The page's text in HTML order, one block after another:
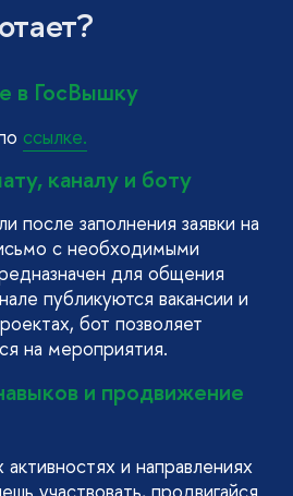
в ГосВышку
ссылке.
каналу и боту
после заполнения заявки на
с необходимыми
для общения
публикуются вакансии и
бот позволяет
на мероприятия.
и продвижение
активностях и направлениях